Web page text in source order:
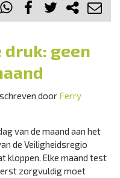
geen
door Ferry
van de maand aan het
de Veiligheidsregio
kloppen. Elke maand test
zorgvuldig moet